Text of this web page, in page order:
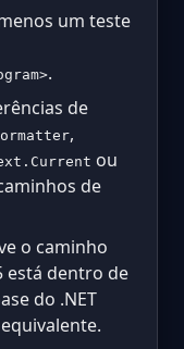
um teste
.
de
,
ou
de
o caminho
está dentro de
do .NET